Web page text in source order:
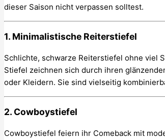
dieser Saison nicht verpassen solltest.
1. Minimalistische Reiterstiefel
Schlichte, schwarze Reiterstiefel ohne viel
Stiefel zeichnen sich durch ihren
oder Kleidern. Sie sind vielseitig
2. Cowboystiefel
Cowboystiefel feiern ihr Comeback mit